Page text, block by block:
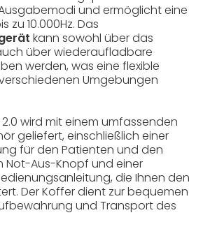
und ermöglicht eine
zu 10.000Hz. Das
kann sowohl über das
über wiederaufladbare
werden, was eine flexible
Umgebungen
2.0 wird mit einem umfassenden
geliefert, einschließlich einer
für den Patienten und den
Not-Aus-Knopf und einer
die Ihnen den
Der Koffer dient zur bequemen
und Transport des